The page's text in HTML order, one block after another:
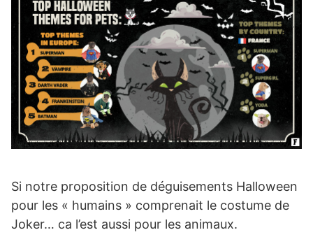
Si notre proposition de déguisements Halloween
pour les « humains » comprenait le costume de
Joker… ca l’est aussi pour les animaux.